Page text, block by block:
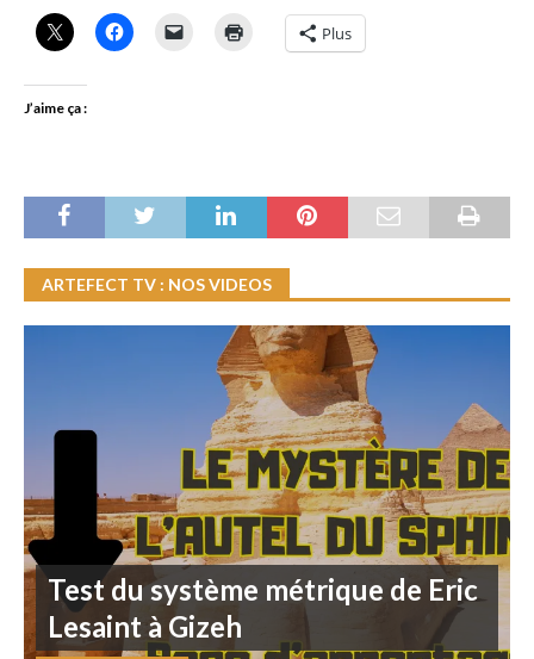
Plus
J’aime ça :
ARTEFECT TV : NOS VIDEOS
Test du système métrique de Eric
Lesaint à Gizeh